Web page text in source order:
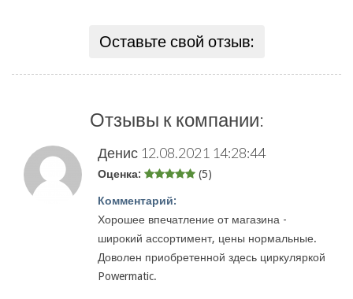
Оставьте свой отзыв:
Отзывы к компании:
Денис 12.08.2021 14:28:44
Оценка: (5)
Комментарий:
Хорошее впечатление от магазина -
широкий ассортимент, цены нормальные.
Доволен приобретенной здесь циркуляркой
Powermatic.